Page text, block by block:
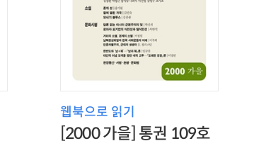
웹북으로 읽기
[2000 가을] 통권 109호